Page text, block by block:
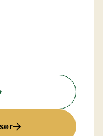
: Gourmetophold